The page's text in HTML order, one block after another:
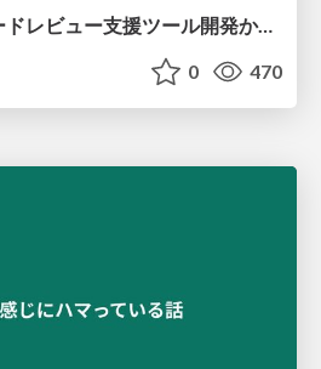
【CEDEC2026】コードレビュー支援ツール開発から学ぶ：LLMを用いた業務システムの実践的な運用設計と誤出力対策
0 470